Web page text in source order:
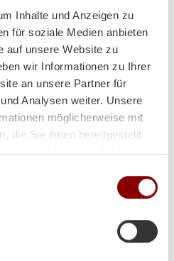
Inhalte und Anzeigen zu
für soziale Medien anbieten
auf unsere Website zu
wir Informationen zu Ihrer
an unsere Partner für
Analysen weiter. Unsere
möglicherweise mit
die Sie ihnen bereitgestellt
Ihrer Nutzung der Dienste